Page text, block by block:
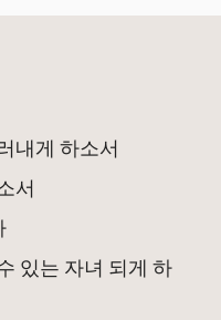
내게 하소서
서
있는 자녀 되게 하